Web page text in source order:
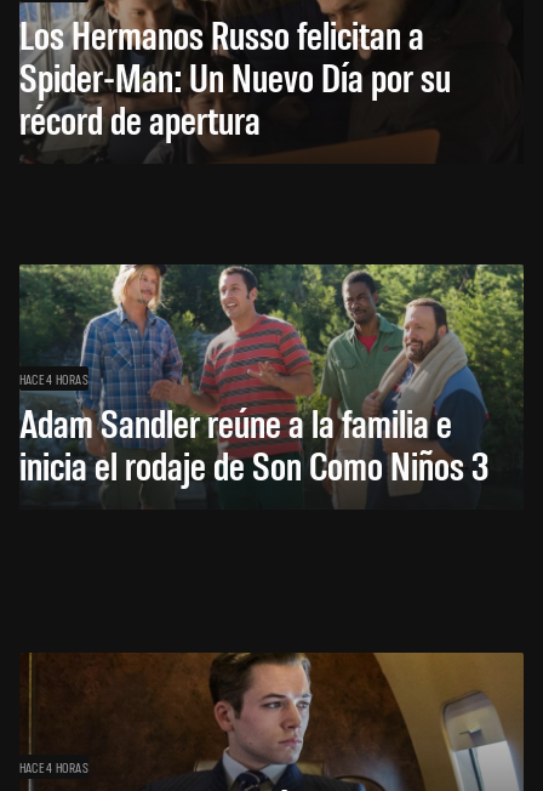
Los Hermanos Russo felicitan a
Spider-Man: Un Nuevo Día por su
récord de apertura
HACE 4 HORAS
Adam Sandler reúne a la familia e
inicia el rodaje de Son Como Niños 3
HACE 4 HORAS